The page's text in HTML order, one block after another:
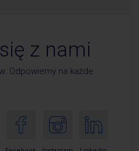
z nami
Odpowiemy na każde